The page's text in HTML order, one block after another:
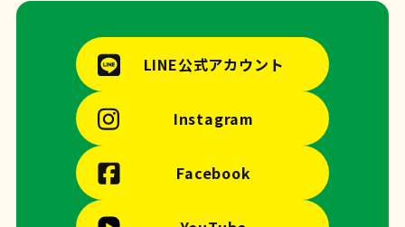
LINE公式アカウント
Instagram
Facebook